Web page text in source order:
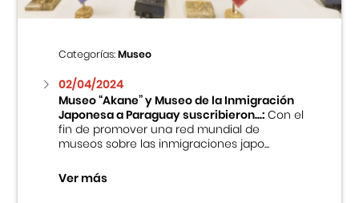
Categorías:Museo
02/04/2024
Museo “Akane” y Museo de la Inmigración
Japonesa a Paraguay suscribieron...:Con el
fin de promover una red mundial de
museos sobre las inmigraciones japo...
Ver más